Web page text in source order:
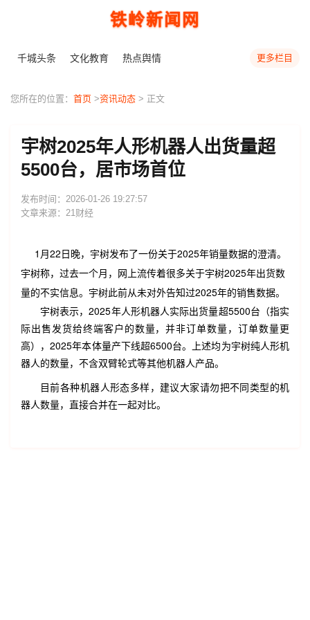
铁岭新闻网
千城头条 文化教育 热点舆情 更多栏目
您所在的位置： 首页 >资讯动态 > 正文
宇树2025年人形机器人出货量超
5500台，居市场首位
发布时间：2026-01-26 19:27:57
文章来源：21财经
1月22日晚，宇树发布了一份关于2025年销量数据的澄清。
宇树称，过去一个月，网上流传着很多关于宇树2025年出货数
量的不实信息。宇树此前从未对外告知过2025年的销售数据。
宇树表示，2025年人形机器人实际出货量超5500台（指实
际出售发货给终端客户的数量，并非订单数量，订单数量更
高），2025年本体量产下线超6500台。上述均为宇树纯人形机
器人的数量，不含双臂轮式等其他机器人产品。
目前各种机器人形态多样，建议大家请勿把不同类型的机
器人数量，直接合并在一起对比。